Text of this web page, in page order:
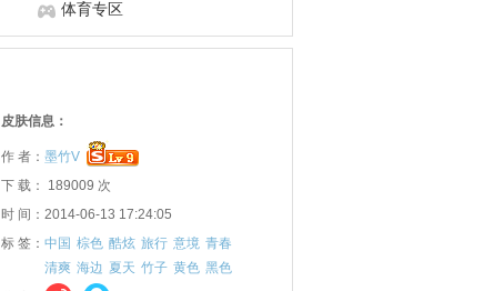
体育专区
皮肤信息：
作 者： 墨竹V
下 载： 189009 次
时 间：2014-06-13 17:24:05
标 签： 中国 棕色 酷炫 旅行 意境 青春
清爽 海边 夏天 竹子 黄色 黑色